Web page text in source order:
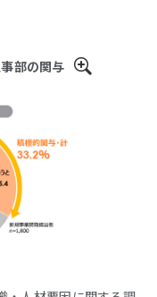
部の関与